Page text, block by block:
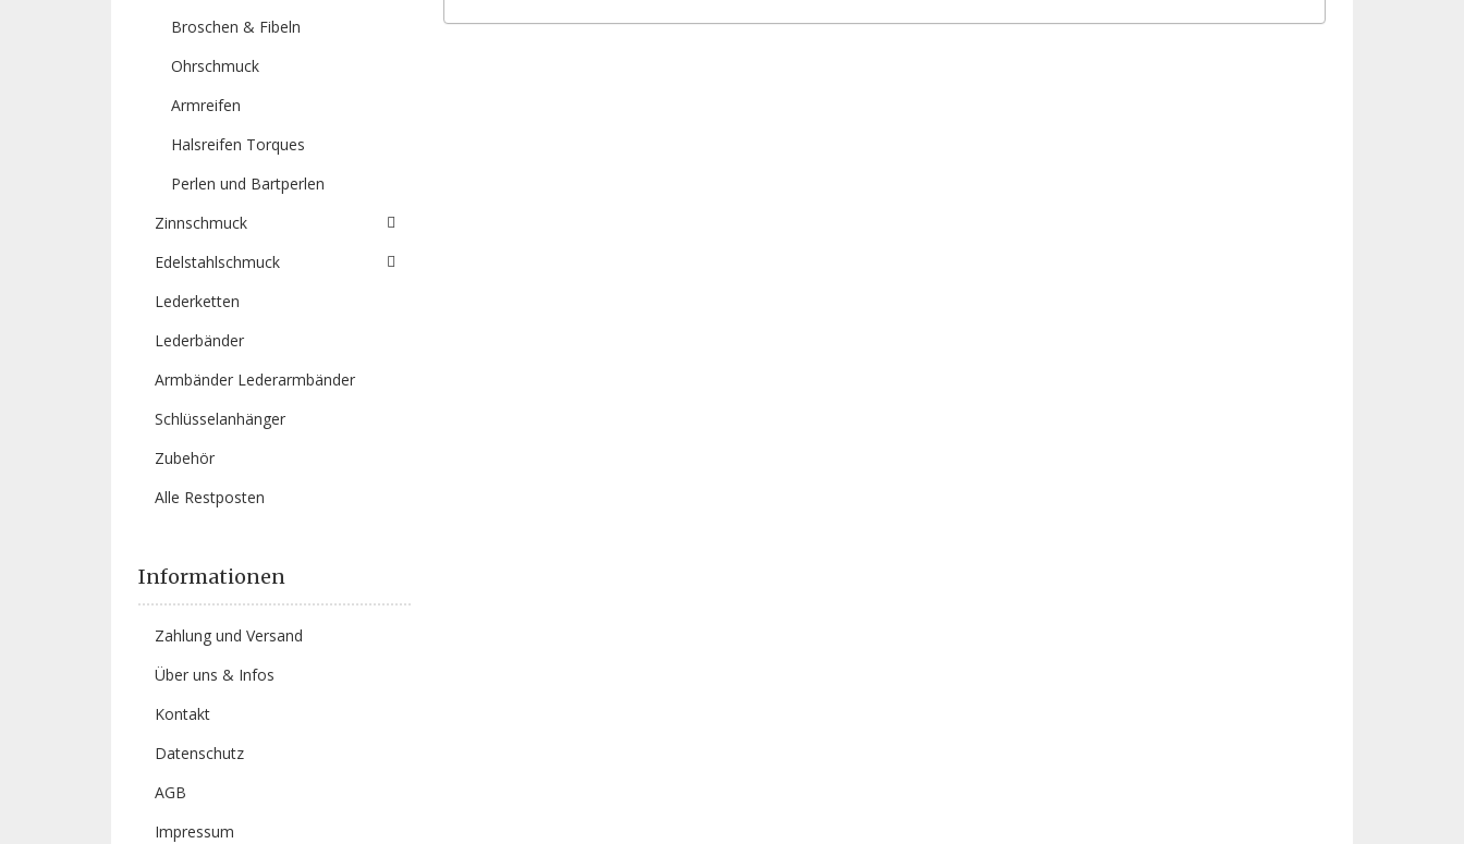
Broschen & Fibeln
Ohrschmuck
Armreifen
Halsreifen Torques
Perlen und Bartperlen
Zinnschmuck
Edelstahlschmuck
Lederketten
Lederbänder
Armbänder Lederarmbänder
Schlüsselanhänger
Zubehör
Alle Restposten
Informationen
Zahlung und Versand
Über uns & Infos
Kontakt
Datenschutz
AGB
Impressum